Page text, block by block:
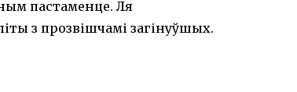
пастаменце. Ля
з прозвішчамі загінуўшых.